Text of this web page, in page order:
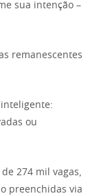
sua intenção –
remanescentes
inteligente:
ou
274 mil vagas,
preenchidas via